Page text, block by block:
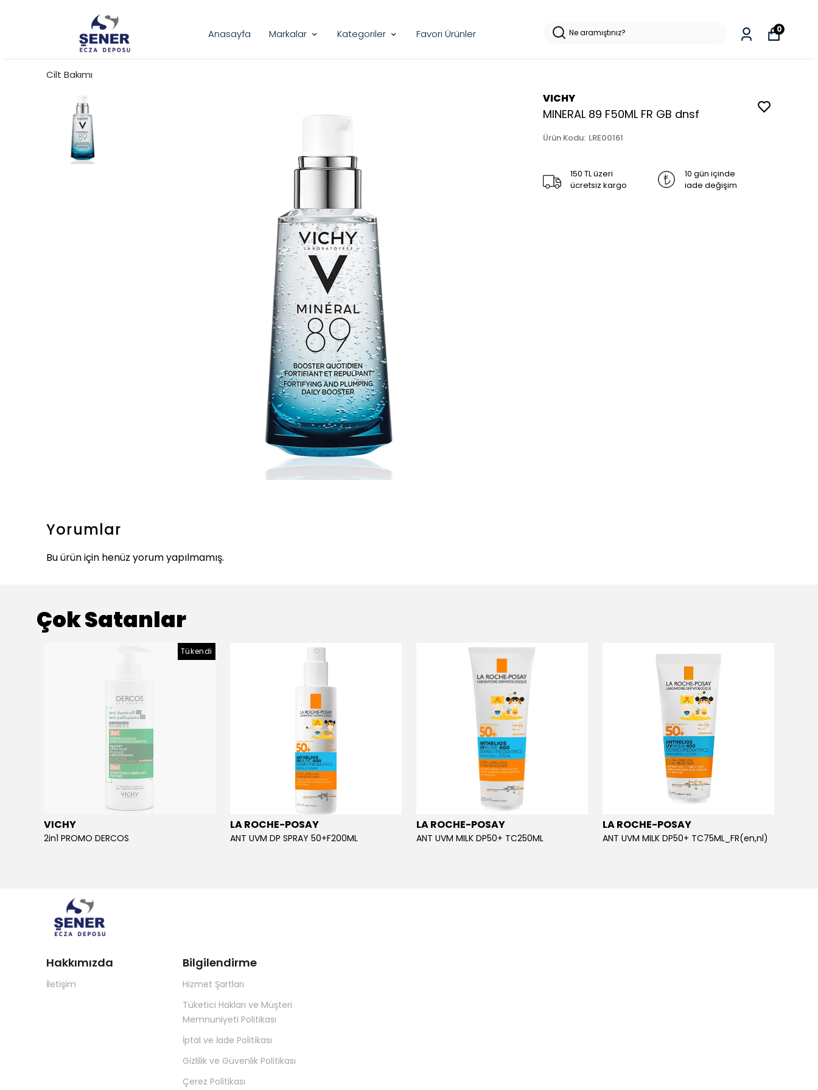
Anasayfa Markalar Kategoriler Favori Ürünler 0
Cilt Bakımı
VICHY
MINERAL 89 F50ML FR GB dnsf
Ürün Kodu: LRE00161
150 TL üzeri
ücretsiz kargo
10 gün içinde
iade değişim
Yorumlar
Bu ürün için henüz yorum yapılmamış.
Çok Satanlar
Tükendi
VICHY
2in1 PROMO DERCOS
LA ROCHE-POSAY
ANT UVM DP SPRAY 50+F200ML
LA ROCHE-POSAY
ANT UVM MILK DP50+ TC250ML
LA ROCHE-POSAY
ANT UVM MILK DP50+ TC75ML_FR(en,nl)
Hakkımızda
İletişim
Bilgilendirme
Hizmet Şartları
Tüketici Hakları ve Müşteri
Memnuniyeti Politikası
İptal ve İade Politikası
Gizlilik ve Güvenlik Politikası
Çerez Politikası